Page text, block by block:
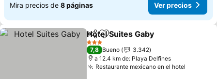
Mira precios de 8 páginas Ver precios
CompartirAgregar a favoritos
Hotel Suites Gaby
3 Estrellas
7,8 Bueno
3.342
a 12.4 km de: Playa Delfines
Restaurante mexicano en el hotel